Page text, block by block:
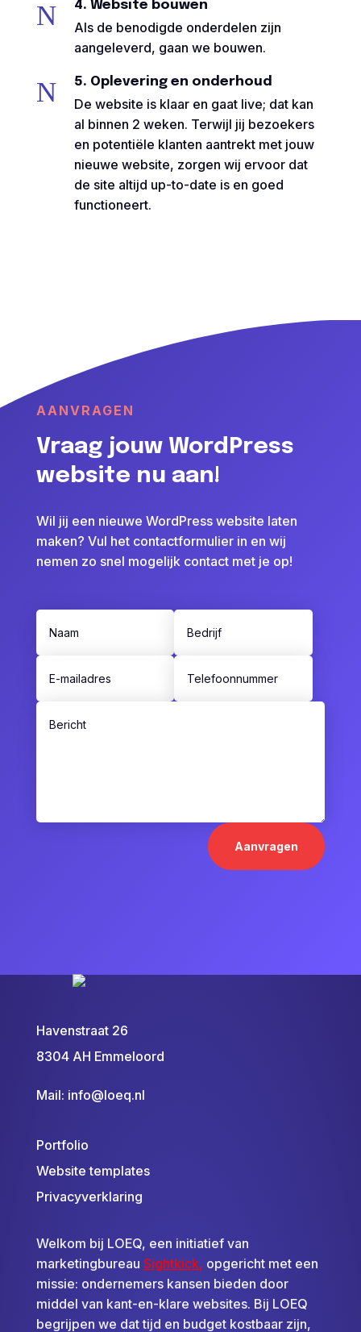
N 4. Website bouwen
Als de benodigde onderdelen zijn
aangeleverd, gaan we bouwen.
N 5. Oplevering en onderhoud
De website is klaar en gaat live; dat kan
al binnen 2 weken. Terwijl jij bezoekers
en potentiële klanten aantrekt met jouw
nieuwe website, zorgen wij ervoor dat
de site altijd up-to-date is en goed
functioneert.
AANVRAGEN
Vraag jouw WordPress
website nu aan!
Wil jij een nieuwe WordPress website laten
maken? Vul het contactformulier in en wij
nemen zo snel mogelijk contact met je op!
Aanvragen
Havenstraat 26
8304 AH Emmeloord
Mail: info@loeq.nl
Portfolio
Website templates
Privacyverklaring
Welkom bij LOEQ, een initiatief van
marketingbureau Sightkick, opgericht met een
missie: ondernemers kansen bieden door
middel van kant-en-klare websites. Bij LOEQ
begrijpen we dat tijd en budget kostbaar zijn,